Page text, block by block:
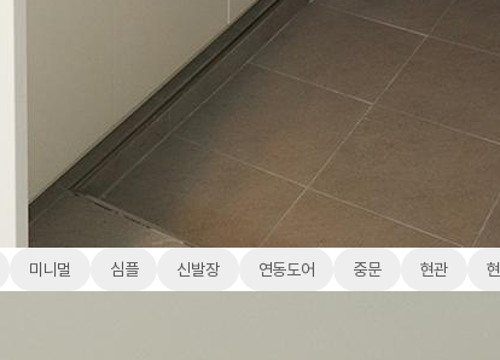
미니멀 심플 신발장 연동도어 중문 현관